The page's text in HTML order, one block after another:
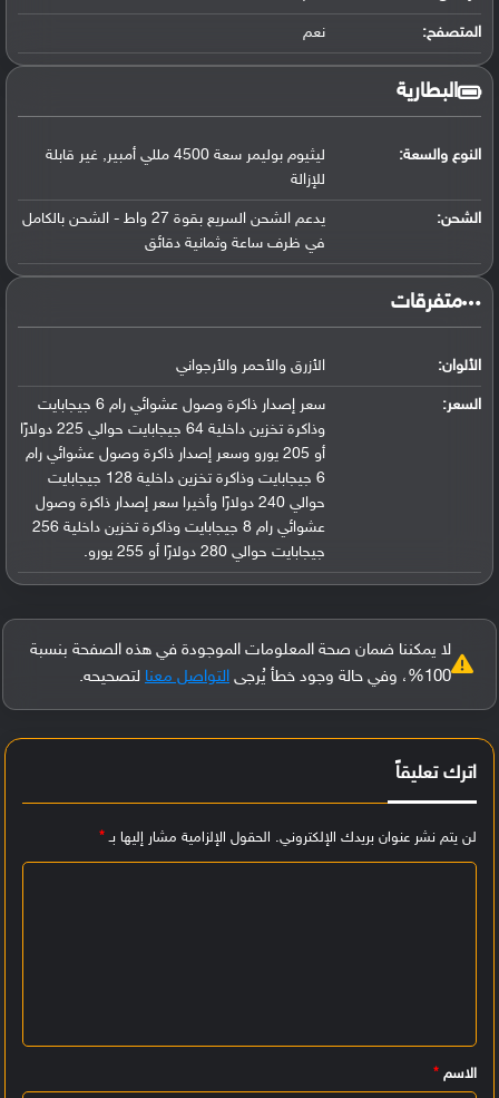
المتصفح: نعم
البطارية
النوع والسعة:
ليثيوم بوليمر سعة 4500 مللي أمبير, غير قابلة
للإزالة
الشحن:
يدعم الشحن السريع بقوة 27 واط - الشحن بالكامل
في ظرف ساعة وثمانية دقائق
‏متفرقات‏
الألوان: الأزرق والأحمر والأرجواني
السعر:
سعر إصدار ذاكرة وصول عشوائي رام 6 جيجابايت
وذاكرة تخزين داخلية 64 جيجابايت حوالي 225 دولارًا
أو 205 يورو وسعر إصدار ذاكرة وصول عشوائي رام
6 جيجابايت وذاكرة تخزين داخلية 128 جيجابايت
حوالي 240 دولارًا وأخيرا سعر إصدار ذاكرة وصول
عشوائي رام 8 جيجابايت وذاكرة تخزين داخلية 256
جيجابايت حوالي 280 دولارًا أو 255 يورو.
لا يمكننا ضمان صحة المعلومات الموجودة في هذه الصفحة بنسبة
100%، وفي حالة وجود خطأ يُرجى
التواصل معنا لتصحيحه.
اترك تعليقاً
لن يتم نشر عنوان بريدك الإلكتروني. الحقول الإلزامية مشار إليها بـ*
ي
ق
الاسم *